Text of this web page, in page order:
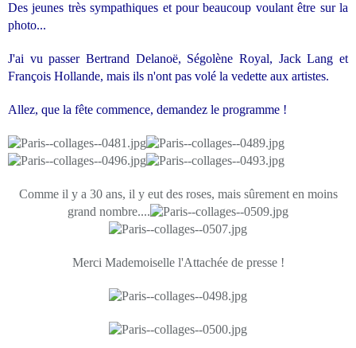
Des jeunes très sympathiques et pour beaucoup voulant être sur la
photo...
J'ai vu passer Bertrand Delanoë, Ségolène Royal, Jack Lang et
François Hollande, mais ils n'ont pas volé la vedette aux artistes.
Allez, que la fête commence, demandez le programme !
Comme il y a 30 ans, il y eut des roses, mais sûrement en moins
grand nombre....
Merci Mademoiselle l'Attachée de presse !